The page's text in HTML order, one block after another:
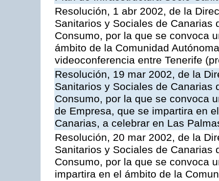
Resolución, 1 abr 2002, de la
Sanitarios y Sociales de Canarias
Consumo, por la que se convoca
ámbito de la Comunidad
videoconferencia entre Tenerife
Resolución, 19 mar 2002, de la
Sanitarios y Sociales de Canarias
Consumo, por la que se convoca
de Empresa, que se impartira en
Canarias, a celebrar en Las
Resolución, 20 mar 2002, de la
Sanitarios y Sociales de Canarias
Consumo, por la que se convoca
impartira en el ámbito de la